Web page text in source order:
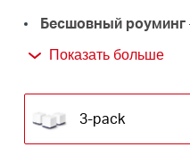
Бесшовный роуминг
дому позволит
устройствах.
Покрытие по всему
Показать больше
3-pack